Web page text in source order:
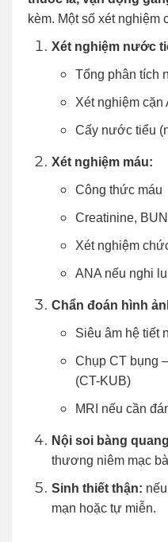
kèm. Một số xét nghiệm
Xét nghiệm nước
Tổng phân tích
Xét nghiệm cặn
Cấy nước tiểu
Xét nghiệm máu:
Công thức máu
Creatinine, BUN
Xét nghiệm
ANA nếu nghi
Chẩn đoán hình
Siêu âm hệ tiết
Chụp CT bụng
(CT-KUB)
MRI nếu cần
Nội soi bàng
thương niêm mạc
Sinh thiết thận:
mạn hoặc tự miễn.